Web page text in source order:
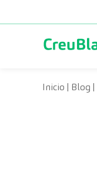
Inicio | Blog |